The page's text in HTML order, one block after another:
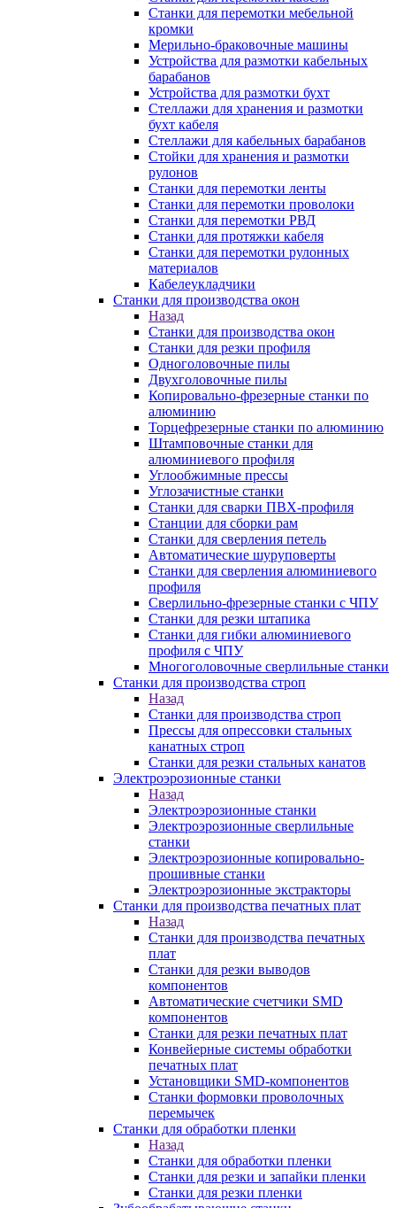
Станки для перемотки мебельной
кромки
Мерильно-браковочные машины
Устройства для размотки кабельных
барабанов
Устройства для размотки бухт
Стеллажи для хранения и размотки
бухт кабеля
Стеллажи для кабельных барабанов
Стойки для хранения и размотки
рулонов
Станки для перемотки ленты
Станки для перемотки проволоки
Станки для перемотки РВД
Станки для протяжки кабеля
Станки для перемотки рулонных
материалов
Кабелеукладчики
Станки для производства окон
Назад
Станки для производства окон
Станки для резки профиля
Одноголовочные пилы
Двухголовочные пилы
Копировально-фрезерные станки по
алюминию
Торцефрезерные станки по алюминию
Штамповочные станки для
алюминиевого профиля
Углообжимные прессы
Углозачистные станки
Станки для сварки ПВХ-профиля
Станции для сборки рам
Станки для сверления петель
Автоматические шуруповерты
Станки для сверления алюминиевого
профиля
Сверлильно-фрезерные станки с ЧПУ
Станки для резки штапика
Станки для гибки алюминиевого
профиля с ЧПУ
Многоголовочные сверлильные станки
Станки для производства строп
Назад
Станки для производства строп
Прессы для опрессовки стальных
канатных строп
Станки для резки стальных канатов
Электроэрозионные станки
Назад
Электроэрозионные станки
Электроэрозионные сверлильные
станки
Электроэрозионные копировально-
прошивные станки
Электроэрозионные экстракторы
Станки для производства печатных плат
Назад
Станки для производства печатных
плат
Станки для резки выводов
компонентов
Автоматические счетчики SMD
компонентов
Станки для резки печатных плат
Конвейерные системы обработки
печатных плат
Установщики SMD-компонентов
Станки формовки проволочных
перемычек
Станки для обработки пленки
Назад
Станки для обработки пленки
Станки для резки и запайки пленки
Станки для резки пленки